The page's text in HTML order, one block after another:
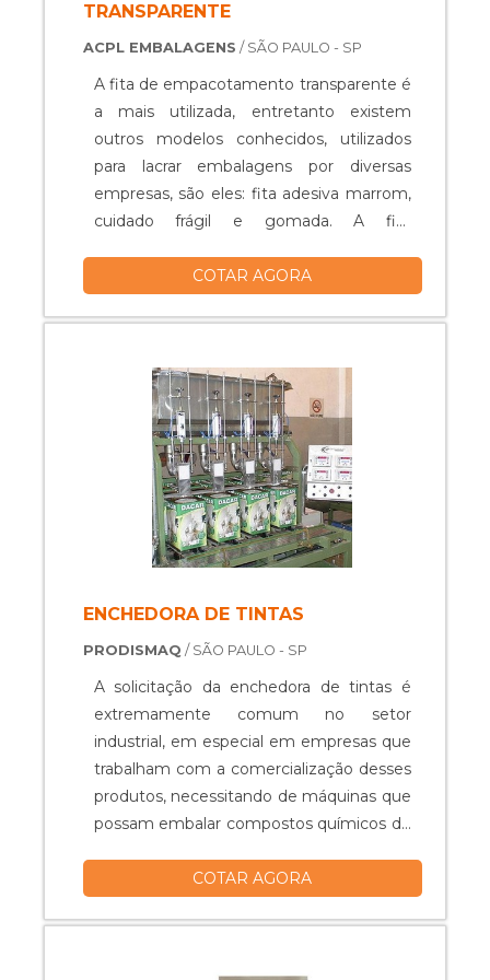
TRANSPARENTE
ACPL EMBALAGENS / SÃO PAULO - SP
A fita de empacotamento transparente é
a mais utilizada, entretanto existem
outros modelos conhecidos, utilizados
para lacrar embalagens por diversas
empresas, são eles: fita adesiva marrom,
cuidado frágil e gomada. A fita
medidas, que são: 12mm x 50m; 18mm x
44mm x 100m; 72mm x 100m. Seu
com as fitas finas como com as grossas,
COTAR AGORA
ENCHEDORA DE TINTAS
PRODISMAQ / SÃO PAULO - SP
A solicitação da enchedora de tintas é
extremamente comum no setor
industrial, em especial em empresas que
trabalham com a comercialização desses
produtos, necessitando de máquinas que
possam embalar compostos químicos de
possuindo função indispensável, a
a linha de produção, ao mesmo tempo
COTAR AGORA